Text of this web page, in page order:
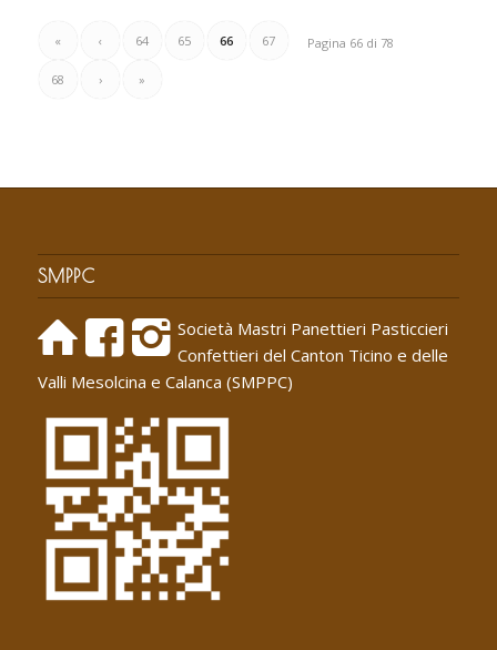
Pagina 66 di 78
« ‹ 64 65 66 67
68 › »
SMPPC
Società Mastri Panettieri Pasticcieri
Confettieri del Canton Ticino e delle
Valli Mesolcina e Calanca (SMPPC)